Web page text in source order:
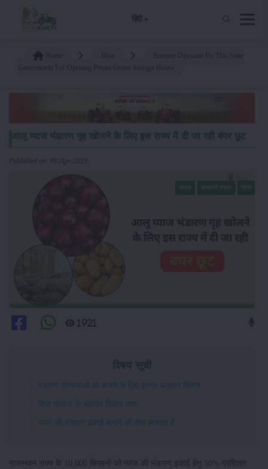
हिंदी
Published on: 01-Apr-2023
1921
भंडारण संरचनाओं को बनाने के लिए इतना अनुदान मिलेगा
किस योजना के अंतर्गत मिलेगा लाभ
प्याज की भंडारण इकाई बनाने की क्या जरूरत है
राजस्थान राज्य के 10,000 किसानों को प्याज की भंडारण इकाई हेतु 50% प्रतिशत